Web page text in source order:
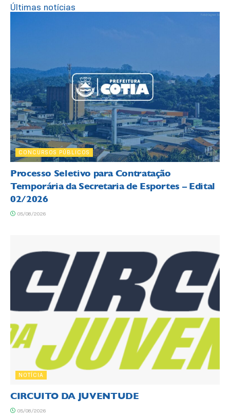
Últimas notícias
CONCURSOS PÚBLICOS
Processo Seletivo para Contratação
Temporária da Secretaria de Esportes – Edital
02/2026
05/08/2026
NOTÍCIA
CIRCUITO DA JUVENTUDE
05/08/2026